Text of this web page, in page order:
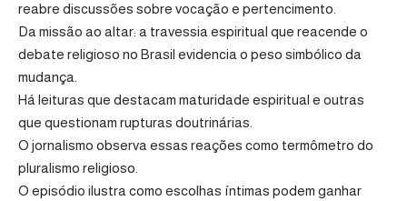
reabre discussões sobre vocação e pertencimento.
Da missão ao altar: a travessia espiritual que reacende o
debate religioso no Brasil evidencia o peso simbólico da
mudança.
Há leituras que destacam maturidade espiritual e outras
que questionam rupturas doutrinárias.
O jornalismo observa essas reações como termômetro do
pluralismo religioso.
O episódio ilustra como escolhas íntimas podem ganhar